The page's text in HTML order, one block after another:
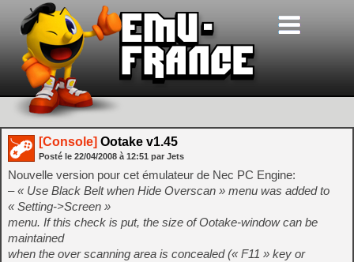
[Console] Ootake v1.45
Posté le 22/04/2008 à 12:51 par Jets
Nouvelle version pour cet émulateur de Nec PC Engine:
– « Use Black Belt when Hide Overscan » menu was added to
« Setting->Screen »
menu. If this check is put, the size of Ootake-window can be
maintained
when the over scanning area is concealed (« F11 » key or